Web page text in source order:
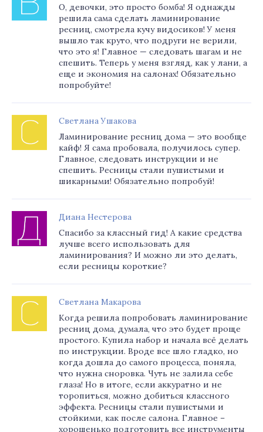
О, девочки, это просто бомба! Я однажды
решила сама сделать ламинирование
ресниц, смотрела кучу видосиков! У меня
вышло так круто, что подруги не верили,
что это я! Главное — следовать шагам и не
спешить. Теперь у меня взгляд, как у лани, а
еще и экономия на салонах! Обязательно
попробуйте!
Светлана Ушакова
Ламинирование ресниц дома — это вообще
кайф! Я сама пробовала, получилось супер.
Главное, следовать инструкции и не
спешить. Ресницы стали пушистыми и
шикарными! Обязательно попробуй!
Диана Нестерова
Спасибо за классный гид! А какие средства
лучше всего использовать для
ламинирования? И можно ли это делать,
если ресницы короткие?
Светлана Макарова
Когда решила попробовать ламинирование
ресниц дома, думала, что это будет проще
простого. Купила набор и начала всё делать
по инструкции. Вроде все шло гладко, но
когда дошла до самого процесса, поняла,
что нужна сноровка. Чуть не залила себе
глаза! Но в итоге, если аккуратно и не
торопиться, можно добиться классного
эффекта. Ресницы стали пушистыми и
стойкими, как после салона. Главное –
хорошенько подготовить все инструменты